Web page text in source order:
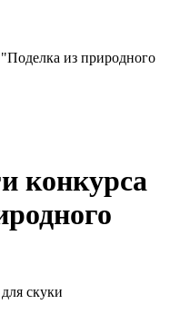
из природного
конкурса
скуки